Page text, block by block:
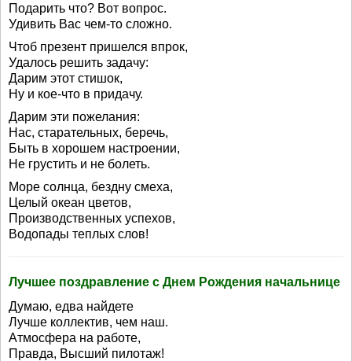
Подарить что? Вот вопрос.
Удивить Вас чем-то сложно.
Чтоб презент пришелся впрок,
Удалось решить задачу:
Дарим этот стишок,
Ну и кое-что в придачу.
Дарим эти пожелания:
Нас, старательных, беречь,
Быть в хорошем настроении,
Не грустить и не болеть.
Море солнца, бездну смеха,
Целый океан цветов,
Производственных успехов,
Водопады теплых слов!
Лучшее поздравление с Днем Рождения начальнице
Думаю, едва найдете
Лучше коллектив, чем наш.
Атмосфера на работе,
Правда, Высший пилотаж!